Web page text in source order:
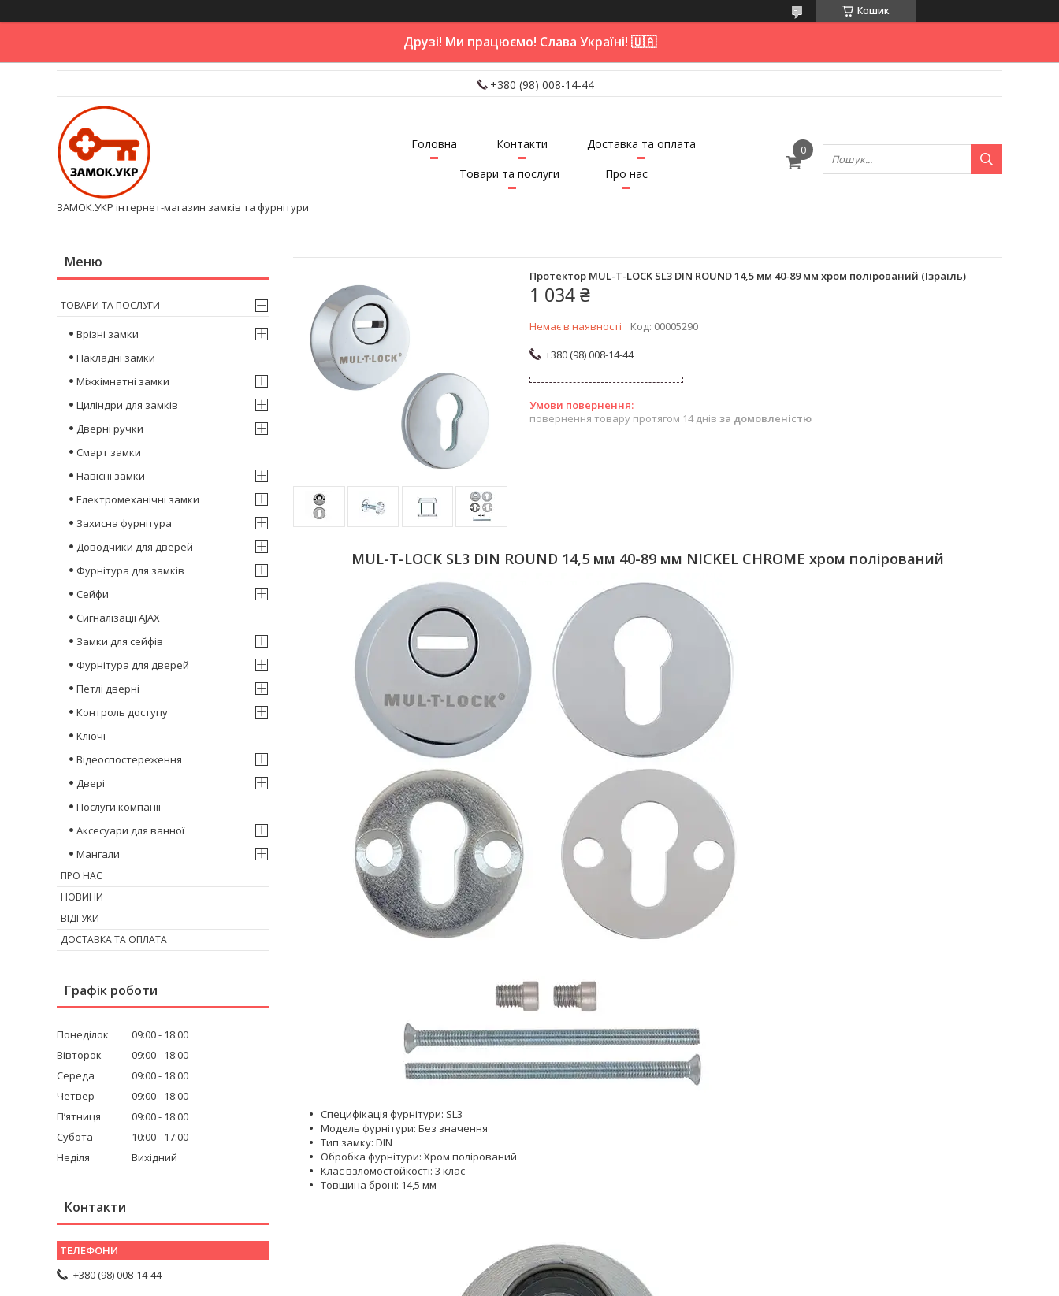
Кошик
Друзі! Ми працюємо! Слава Україні! 🇺🇦
+380 (98) 008-14-44
ЗАМОК.УКР інтернет-магазин замків та фурнітури
Головна Контакти
Доставка та оплата
Товари та послуги
Про нас
Протектор MUL-T-LOCK SL3 DIN ROUND 14,5 мм 40-89 мм хром полірований (Ізраїль)
1 034 ₴
Немає в наявності Код: 00005290
+380 (98) 008-14-44
повернення товару протягом 14 днів за домовленістю
MUL-T-LOCK SL3 DIN ROUND 14,5 мм 40-89 мм NICKEL CHROME хром полірований
Специфікація фурнітури: SL3
Модель фурнітури: Без значення
Тип замку: DIN
Обробка фурнітури: Хром полірований
Клас взломостойкості: 3 клас
Товщина броні: 14,5 мм
ТОВАРИ ТА ПОСЛУГИ
Врізні замки
Накладні замки
Міжкімнатні замки
Циліндри для замків
Дверні ручки
Смарт замки
Навісні замки
Електромеханічні замки
Захисна фурнітура
Доводчики для дверей
Фурнітура для замків
Сейфи
Сигналізації AJAX
Замки для сейфів
Фурнітура для дверей
Петлі дверні
Контроль доступу
Ключі
Відеоспостереження
Двері
Послуги компанії
Аксесуари для ванної
Мангали
ПРО НАС
НОВИНИ
ВІДГУКИ
ДОСТАВКА ТА ОПЛАТА
Графік роботи
Понеділок 09:00
18:00
Вівторок
09:00
18:00
Середа
09:00
18:00
Четвер
09:00
18:00
Пʼятниця
09:00
18:00
Субота
10:00
17:00
Неділя
Вихідний
Контакти
+380 (98) 008-14-44